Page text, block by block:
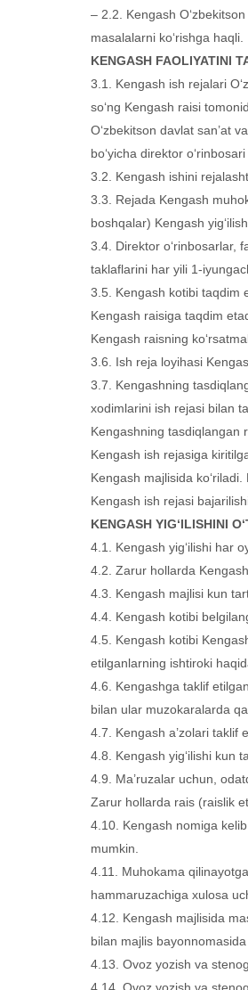
– 2.2. Kengash
masalalarni ko‘rishga haqli.
KENGASH FAOLIYATINI
3.1. Kengash ish rejalari
so‘ng Kengash raisi
O‘zbekitson davlat san’at
bo‘yicha direktor
3.2. Kengash ishini
3.3. Rejada Kengash
boshqalar) Kengash
3.4. Direktor o‘rinbosarlar,
taklaflarini har yili 1-
3.5. Kengash kotibi taqdim
Kengash raisiga taqdim
Kengash raisning
3.6. Ish reja loyihasi
3.7. Kengashning
xodimlarini ish rejasi bilan
Kengashning tasdiqlangan
Kengash ish rejasiga
Kengash majlisida
Kengash ish rejasi
KENGASH YIG‘ILISHINI
4.1. Kengash yig‘ilishi har
4.2. Zarur hollarda
4.3. Kengash majlisi kun
4.4. Kengash kotibi
4.5. Kengash kotibi
etilganlarning ishtiroki
4.6. Kengashga taklif
bilan ular muzokaralarda
4.7. Kengash a’zolari taklif
4.8. Kengash yig‘ilishi kun
4.9. Ma’ruzalar uchun,
Zarur hollarda rais (raislik
4.10. Kengash nomiga
mumkin.
4.11. Muhokama
hammaruzachiga xulosa
4.12. Kengash majlisida
bilan majlis
4.13. Ovoz yozish va